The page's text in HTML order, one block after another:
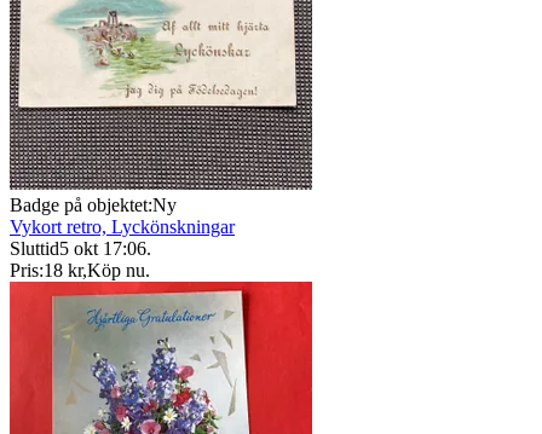
Badge på objektet:Ny
Vykort retro, Lyckönskningar
Sluttid5 okt 17:06.
Pris:18 kr,Köp nu.